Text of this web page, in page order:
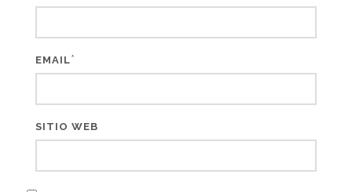
EMAIL*
SITIO WEB